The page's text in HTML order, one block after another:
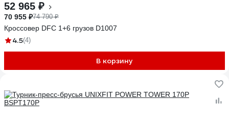
52 965 ₽
70 955 ₽74 790 ₽
Кроссовер DFC 1+6 грузов D1007
4.5(4)
В корзину